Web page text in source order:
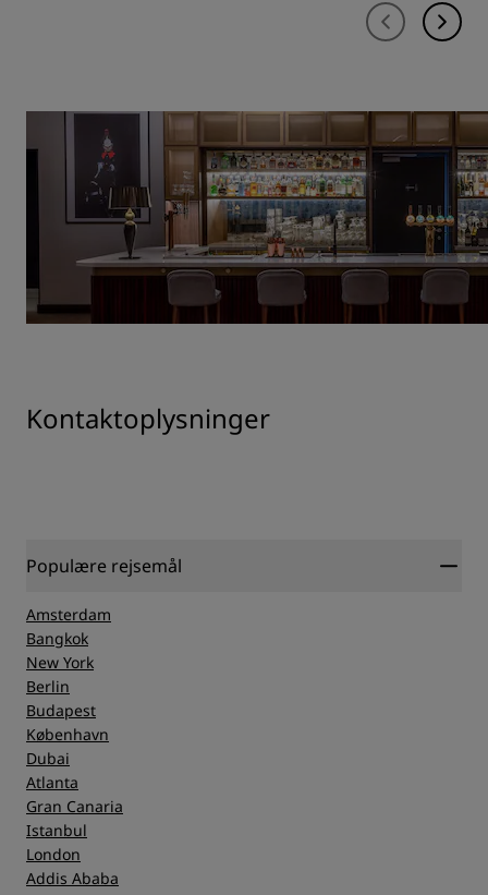
Kontaktoplysninger
Populære rejsemål
Amsterdam
Bangkok
New York
Berlin
Budapest
København
Dubai
Atlanta
Gran Canaria
Istanbul
London
Addis Ababa